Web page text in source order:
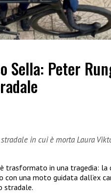
Sella: Peter
in cui è morta Laura
trasformato in una tragedia: la
una moto guidata dall’ex
stradale.